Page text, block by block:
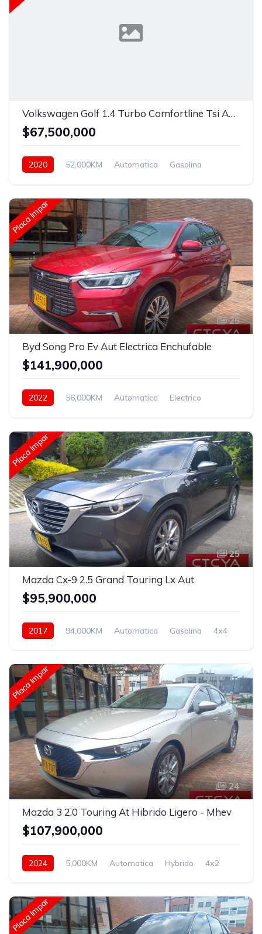
Volkswagen Golf 1.4 Turbo Comfortline Tsi Automatico.
$67,500,000
2020 52,000KM Automatica
Gasolina
Placa Impar
25
Byd Song Pro Ev Aut Electrica Enchufable
$141,900,000
2022 56,000KM Automatica
Electrico
Placa Impar
25
Mazda Cx-9 2.5 Grand Touring Lx Aut
$95,900,000
2017 94,000KM Automatica Gasolina 4x4
Placa Impar
24
Mazda 3 2.0 Touring At Hibrido Ligero - Mhev
$107,900,000
2024 5,000KM Automatica Hybrido 4x2
Placa Impar